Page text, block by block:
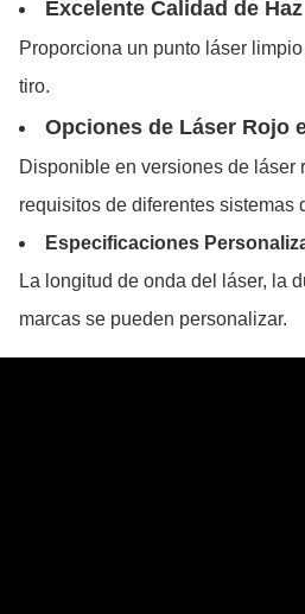
Excelente Calidad de Haz
Proporciona un punto láser
tiro.
Opciones de Láser Rojo
Disponible en versiones de láser
requisitos de diferentes sistemas
Especificaciones
La longitud de onda del láser, la
marcas se pueden personalizar.